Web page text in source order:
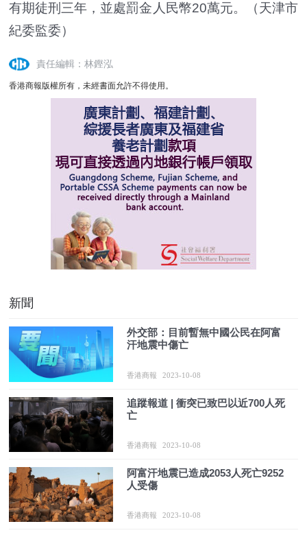
有期徒刑三年，並處罰金人民幣20萬元。（天津市
紀委監委）
責任編輯：林鏗泓
香港商報版權所有，未經書面允許不得使用。
新聞
外交部：目前暫無中國公民在阿富
汗地震中傷亡
香港商報 2023-10-08
追蹤報道 | 衝突已致巴以近700人死
亡
香港商報 2023-10-08
阿富汗地震已造成2053人死亡9252
人受傷
香港商報 2023-10-08